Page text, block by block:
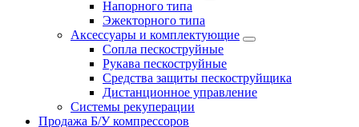
Напорного типа
Эжекторного типа
Аксессуары и комплектующие
Сопла пескоструйные
Рукава пескоструйные
Средства защиты пескоструйщика
Дистанционное управление
Системы рекуперации
Продажа Б/У компрессоров